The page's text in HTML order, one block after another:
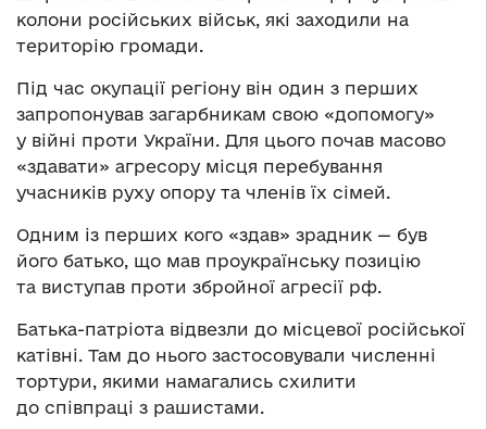
колони російських військ, які заходили на
територію громади.
Під час окупації регіону він один з перших
запропонував загарбникам свою «допомогу»
у війні проти України. Для цього почав масово
«здавати» агресору місця перебування
учасників руху опору та членів їх сімей.
Одним із перших кого «здав» зрадник — був
його батько, що мав проукраїнську позицію
та виступав проти збройної агресії рф.
Батька-патріота відвезли до місцевої російської
катівні. Там до нього застосовували численні
тортури, якими намагались схилити
до співпраці з рашистами.